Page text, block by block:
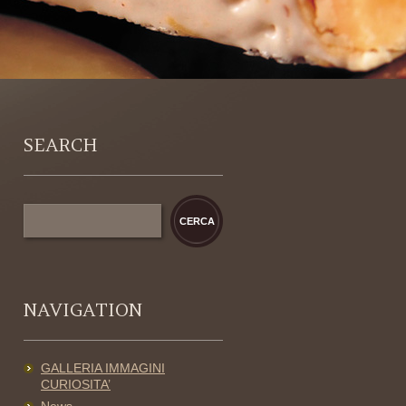
SEARCH
NAVIGATION
GALLERIA IMMAGINI
CURIOSITA’